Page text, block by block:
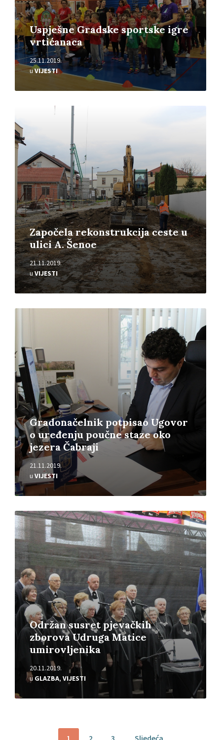
Uspješne Gradske sportske igre
vrtićanaca
25.11.2019.
uVIJESTI
Započela rekonstrukcija ceste u
ulici A. Šenoe
21.11.2019.
uVIJESTI
više
Gradonačelnik potpisao Ugovor
o uređenju poučne staze oko
jezera Čabraji
21.11.2019.
u VIJESTI
Održan susret pjevačkih
zborova Udruga Matice
umirovljenika
20.11.2019.
u GLAZBA, VIJESTI
Pročitajte
više